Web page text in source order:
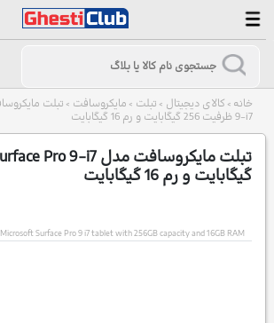
خانه > کالای دیجیتال > تبلت > مایکروسافت >
9-i7 ظرفیت 256 گیگابایت و رم 16 گیگابایت
گیگابایت و رم 16 گیگابایت
Microsoft Surface Pro 9 i7 tablet with 256GB capacity and 16GB RAM